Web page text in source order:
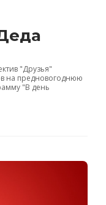
"Друзья"
на предновогоднюю
"В день